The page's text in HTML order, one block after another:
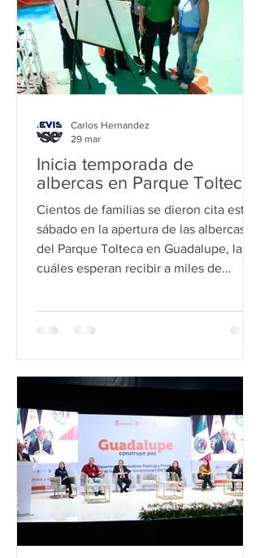
Inicia temporada de
albercas en Parque Tolteca
Cientos de familias se dieron cita este
sábado en la apertura de las albercas
del Parque Tolteca en Guadalupe, las
cuáles esperan recibir a miles de
público. El alcalde, Héctor García
donde acuden alrededor de 8 mil
“Hoy se reactiva el área de albercas del
Guadaluparque Tolteca y la segu
Carlos Hernandez
29 mar